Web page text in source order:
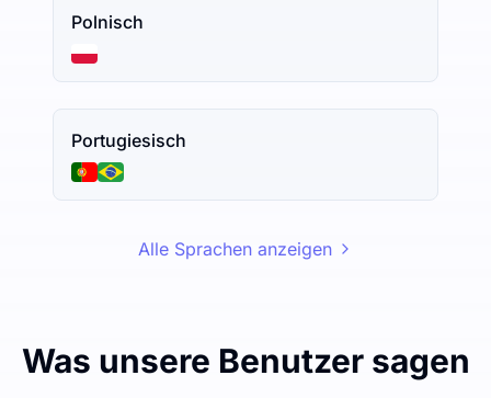
Polnisch
Portugiesisch
Alle Sprachen anzeigen
Was unsere Benutzer sagen